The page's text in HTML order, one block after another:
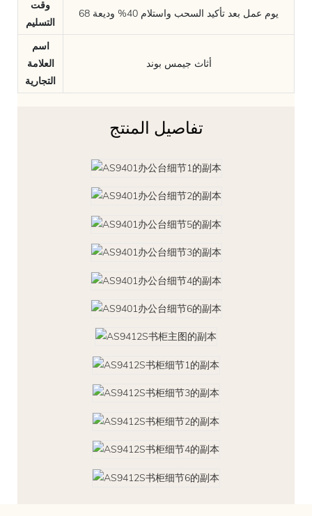
وقت
التسليم
68 يوم عمل بعد تأكيد السحب واستلام 40% وديعة
اسم
العلامة
التجارية
أثاث جيمس بوند
تفاصيل المنتج